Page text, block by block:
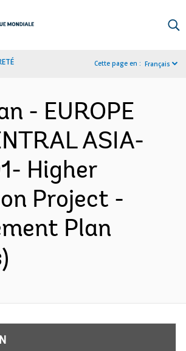
Cette page en : Français
- EUROPE
ASIA-
Higher
Project -
Plan